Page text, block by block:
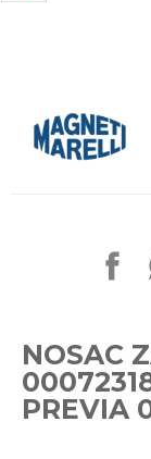
NOSAC
PREVIA
011
Radno
Pišite